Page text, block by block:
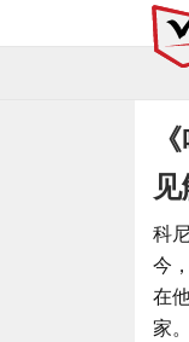
科
今
在
家。